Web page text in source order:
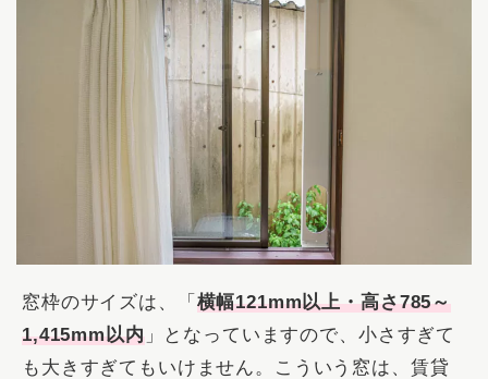
窓枠のサイズは、「 横幅121mm以上・高さ785～
1,415mm以内」となっていますので、小さすぎて
も大きすぎてもいけません。こういう窓は、賃貸